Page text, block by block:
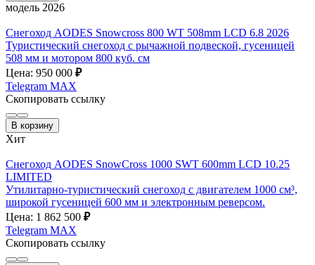
модель 2026
Снегоход AODES Snowcross 800 WT 508mm LCD 6.8 2026
Туристический снегоход с рычажной подвеской, гусеницей
508 мм и мотором 800 куб. см
Цена: 950 000 ₽
Telegram MAX
Скопировать ссылку
В корзину
Хит
Снегоход AODES SnowCross 1000 SWT 600mm LCD 10.25
LIMITED
Утилитарно-туристический снегоход с двигателем 1000 см³,
широкой гусеницей 600 мм и электронным реверсом.
Цена: 1 862 500 ₽
Telegram MAX
Скопировать ссылку